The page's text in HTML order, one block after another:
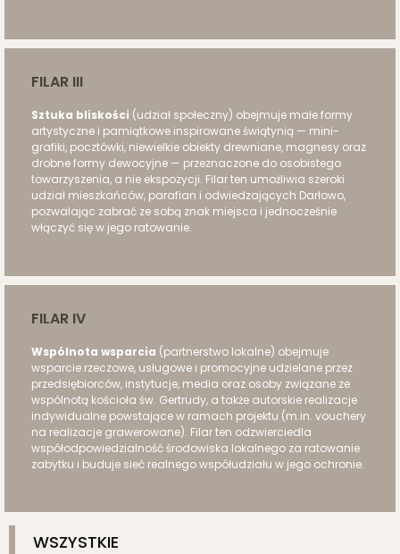
FILAR III
Sztuka bliskości (udział społeczny) obejmuje małe formy
artystyczne i pamiątkowe inspirowane świątynią — mini-
grafiki, pocztówki, niewielkie obiekty drewniane, magnesy oraz
drobne formy dewocyjne — przeznaczone do osobistego
towarzyszenia, a nie ekspozycji. Filar ten umożliwia szeroki
udział mieszkańców, parafian i odwiedzających Darłowo,
pozwalając zabrać ze sobą znak miejsca i jednocześnie
włączyć się w jego ratowanie.
FILAR IV
Wspólnota wsparcia (partnerstwo lokalne) obejmuje
wsparcie rzeczowe, usługowe i promocyjne udzielane przez
przedsiębiorców, instytucje, media oraz osoby związane ze
wspólnotą kościoła św. Gertrudy, a także autorskie realizacje
indywidualne powstające w ramach projektu (m.in. vouchery
na realizacje grawerowane). Filar ten odzwierciedla
współodpowiedzialność środowiska lokalnego za ratowanie
zabytku i buduje sieć realnego współudziału w jego ochronie.
WSZYSTKIE